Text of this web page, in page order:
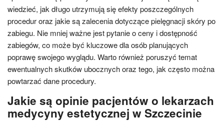
wiedzieć, jak długo utrzymują się efekty poszczególnych
procedur oraz jakie są zalecenia dotyczące pielęgnacji skóry po
zabiegu. Nie mniej ważne jest pytanie o ceny i dostępność
zabiegów, co może być kluczowe dla osób planujących
poprawę swojego wyglądu. Warto również poruszyć temat
ewentualnych skutków ubocznych oraz tego, jak często można
powtarzać dane procedury.
Jakie są opinie pacjentów o lekarzach
medycyny estetycznej w Szczecinie